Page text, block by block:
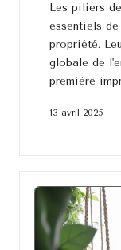
Les piliers
essentiels
propriété.
globale de
première
13 avril 2025